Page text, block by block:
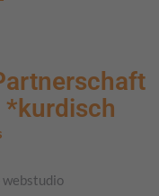
*kurdisch